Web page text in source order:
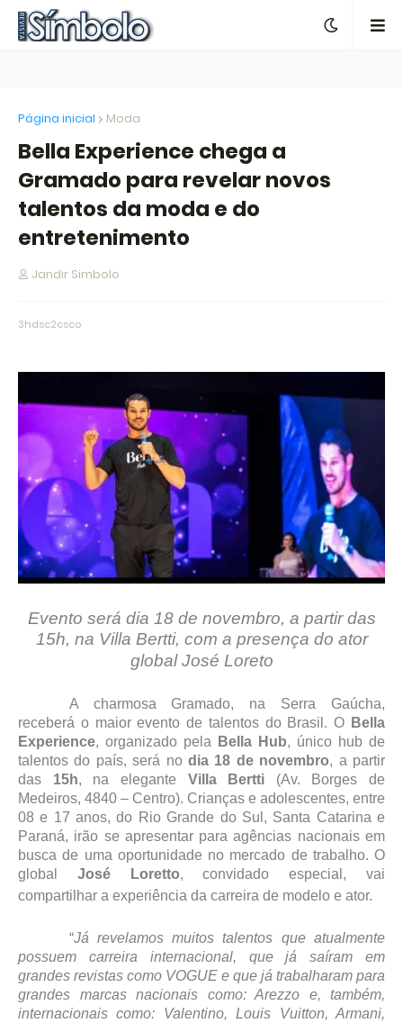
Página inicial Moda
Bella Experience chega a
Gramado para revelar novos
talentos da moda e do
entretenimento
Jandir Simbolo
3hdsc2csco
Evento será dia 18 de novembro, a partir das
15h, na Villa Bertti, com a presença do ator
global José Loreto
A charmosa Gramado, na Serra Gaúcha,
receberá o maior evento de talentos do Brasil. O Bella
Experience, organizado pela Bella Hub, único hub de
talentos do país, será no dia 18 de novembro, a partir
das 15h, na elegante Villa Bertti (Av. Borges de
Medeiros, 4840 – Centro). Crianças e adolescentes, entre
08 e 17 anos, do Rio Grande do Sul, Santa Catarina e
Paraná, irão se apresentar para agências nacionais em
busca de uma oportunidade no mercado de trabalho. O
global José Loretto, convidado especial, vai
compartilhar a experiência da carreira de modelo e ator.
“Já revelamos muitos talentos que atualmente
possuem carreira internacional, que já saíram em
grandes revistas como VOGUE e que já trabalharam para
grandes marcas nacionais como: Arezzo e, também,
internacionais como: Valentino, Louis Vuitton, Armani,